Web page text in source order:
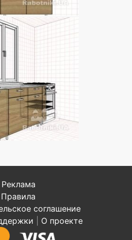
Реклама
Правила
соглашение
О проекте